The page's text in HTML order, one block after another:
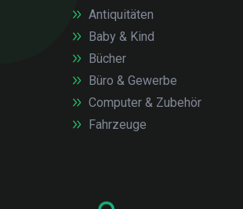
Antiquitäten
Baby & Kind
Bücher
Büro & Gewerbe
Computer & Zubehör
Fahrzeuge